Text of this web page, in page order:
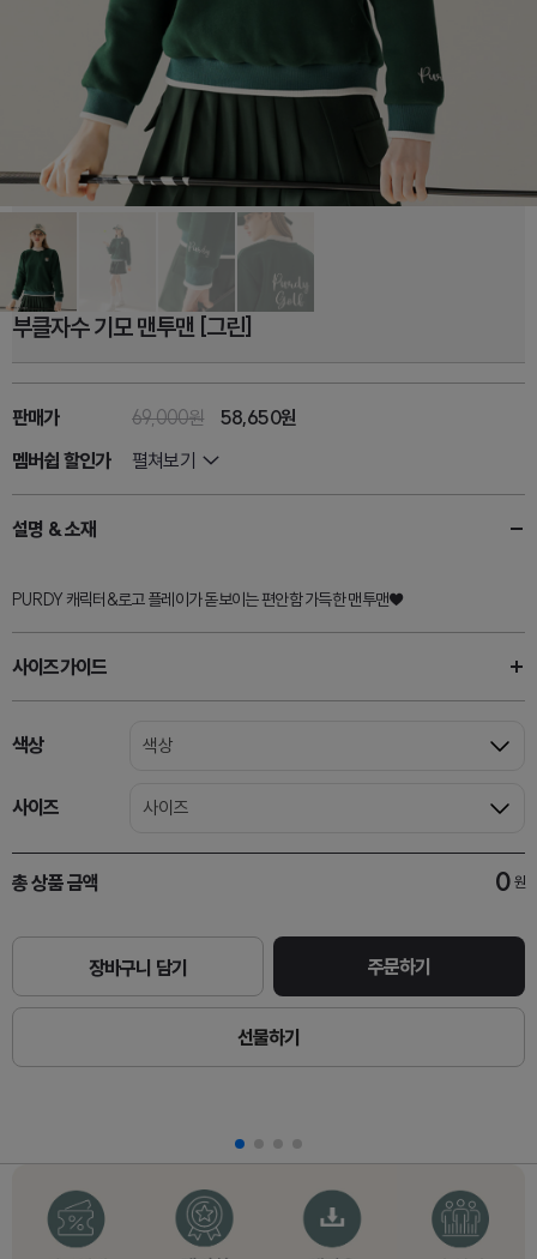
부클자수 기모 맨투맨 [그린]
판매가 69,000원 58,650원
멤버쉽 할인가
펼쳐보기
설명 & 소재
PURDY 캐릭터&로고 플레이가 돋보이는 편안함 가득한 맨투맨♥
사이즈가이드
색상 색상
사이즈 사이즈
총 상품 금액 0 원
장바구니 담기 주문하기
선물하기